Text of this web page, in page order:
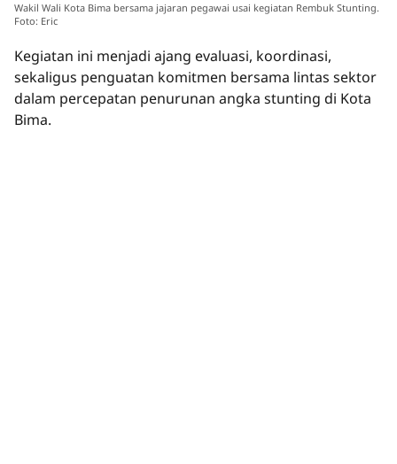
Wakil Wali Kota Bima bersama jajaran pegawai usai kegiatan Rembuk Stunting.
Foto: Eric
Kegiatan ini menjadi ajang evaluasi, koordinasi,
sekaligus penguatan komitmen bersama lintas sektor
dalam percepatan penurunan angka stunting di Kota
Bima.